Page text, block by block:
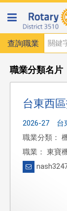
查詢職業
職業分類名片
台東西
2026-27 台
職業分類：
職業： 東寶